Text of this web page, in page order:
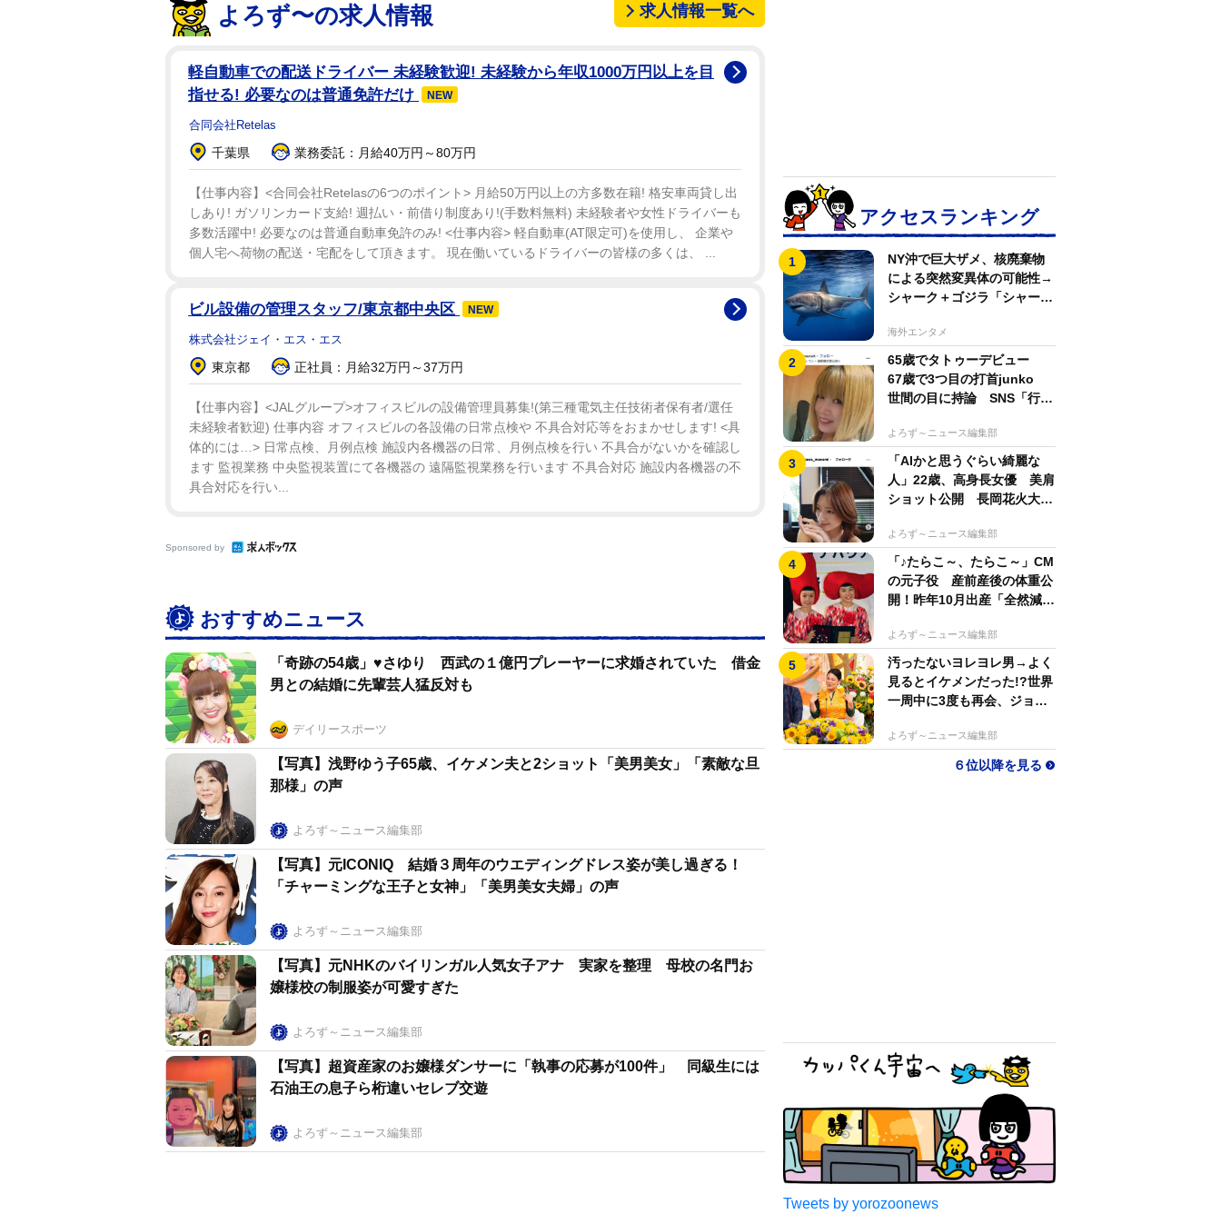
よろず〜の求人情報 求人情報一覧へ
軽自動車での配送ドライバー 未経験歓迎! 未経験から年収1000万円以上を目
指せる! 必要なのは普通免許だけ
NEW
合同会社Retelas
千葉県 業務委託：月給40万円～80万円
【仕事内容】<合同会社Retelasの6つのポイント> 月給50万円以上の方多数在籍! 格安車両貸し出
しあり! ガソリンカード支給! 週払い・前借り制度あり!(手数料無料) 未経験者や女性ドライバーも
多数活躍中! 必要なのは普通自動車免許のみ! <仕事内容> 軽自動車(AT限定可)を使用し、 企業や
個人宅へ荷物の配送・宅配をして頂きます。 現在働いているドライバーの皆様の多くは、 ...
ビル設備の管理スタッフ/東京都中央区 NEW
株式会社ジェイ・エス・エス
東京都 正社員：月給32万円～37万円
【仕事内容】<JALグループ>オフィスビルの設備管理員募集!(第三種電気主任技術者保有者/選任
未経験者歓迎) 仕事内容 オフィスビルの各設備の日常点検や 不具合対応等をおまかせします! <具
体的には…> 日常点検、月例点検 施設内各機器の日常、月例点検を行い 不具合がないかを確認し
ます 監視業務 中央監視装置にて各機器の 遠隔監視業務を行います 不具合対応 施設内各機器の不
具合対応を行い...
Sponsored by
おすすめニュース
「奇跡の54歳」♥さゆり 西武の１億円プレーヤーに求婚されていた 借金
男との結婚に先輩芸人猛反対も
デイリースポーツ
【写真】浅野ゆう子65歳、イケメン夫と2ショット「美男美女」「素敵な旦
那様」の声
よろず～ニュース編集部
【写真】元ICONIQ 結婚３周年のウエディングドレス姿が美し過ぎる！
「チャーミングな王子と女神」「美男美女夫婦」の声
よろず～ニュース編集部
【写真】元NHKのバイリンガル人気女子アナ 実家を整理 母校の名門お
嬢様校の制服姿が可愛すぎた
よろず～ニュース編集部
【写真】超資産家のお嬢様ダンサーに「執事の応募が100件」 同級生には
石油王の息子ら桁違いセレブ交遊
よろず～ニュース編集部
アクセスランキング
NY沖で巨大ザメ、核廃棄物
による突然変異体の可能性→
シャーク＋ゴジラ「シャーク
海外エンタメ
65歳でタトゥーデビュー
67歳で3つ目の打首junko
世間の目に持論 SNS「行動
よろず～ニュース編集部
「AIかと思うぐらい綺麗な
人」22歳、高身長女優 美肩
ショット公開 長岡花火大会
よろず～ニュース編集部
「♪たらこ～、たらこ～」CM
の元子役 産前産後の体重公
開！昨年10月出産「全然減ら
よろず～ニュース編集部
汚ったないヨレヨレ男→よく
見るとイケメンだった!?世界
一周中に3度も再会、ジョー
へ！【新婚さん】
よろず～ニュース編集部
６位以降を見る
Tweets by yorozoonews